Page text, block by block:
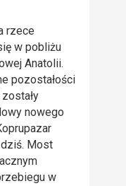
rzece
w pobliżu
Anatolii.
pozostałości
nowego
Most
w